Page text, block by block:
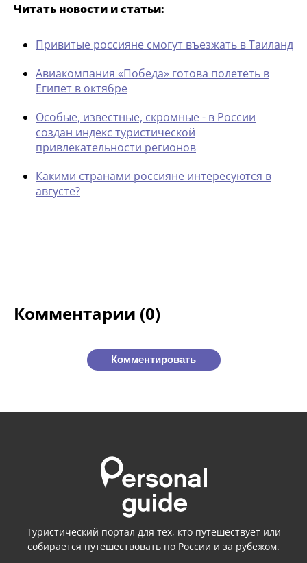
Читать новости и статьи:
Привитые россияне смогут въезжать в Таиланд
Авиакомпания «Победа» готова полететь в
Египет в октябре
Особые, известные, скромные - в России
создан индекс туристической
привлекательности регионов
Какими странами россияне интересуются в
августе?
Комментарии (0)
Комментировать
Туристический портал для тех, кто путешествует или
собирается путешествовать по России и за рубежом.